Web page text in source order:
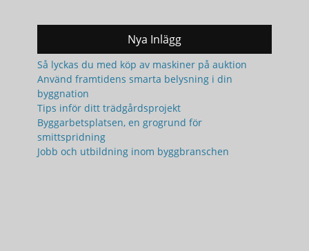
Nya Inlägg
Så lyckas du med köp av maskiner på auktion
Använd framtidens smarta belysning i din
byggnation
Tips inför ditt trädgårdsprojekt
Byggarbetsplatsen, en grogrund för
smittspridning
Jobb och utbildning inom byggbranschen